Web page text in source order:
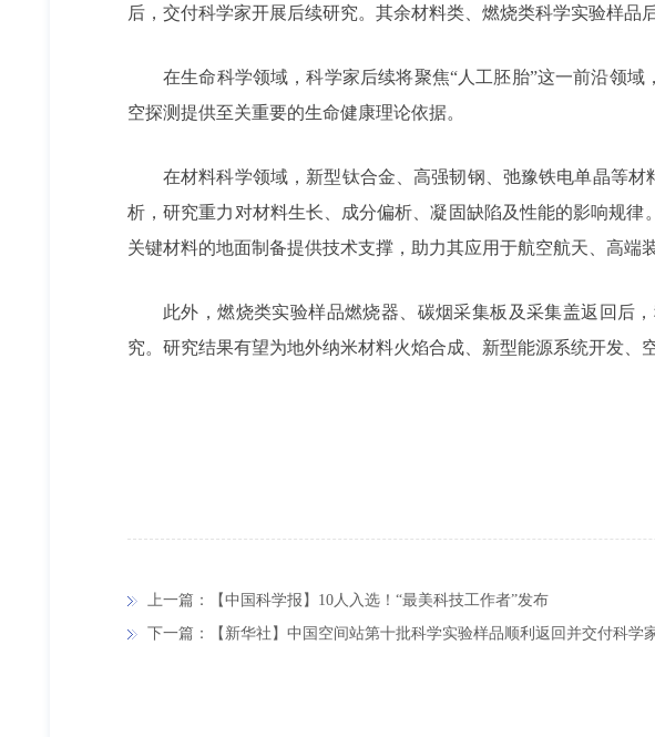
后，交付科学家开展后续研究。其余材料类、燃烧类科学实验样品
在生命科学领域，科学家后续将聚焦“人工胚胎”这一前沿领
空探测提供至关重要的生命健康理论依据。
在材料科学领域，新型钛合金、高强韧钢、弛豫铁电单晶等
析，研究重力对材料生长、成分偏析、凝固缺陷及性能的影响规
关键材料的地面制备提供技术支撑，助力其应用于航空航天、高端
此外，燃烧类实验样品燃烧器、碳烟采集板及采集盖返回后
究。研究结果有望为地外纳米材料火焰合成、新型能源系统开发、
上一篇：【中国科学报】10人入选！“最美科技工作者”发布
下一篇：【新华社】中国空间站第十批科学实验样品顺利返回并交付科学